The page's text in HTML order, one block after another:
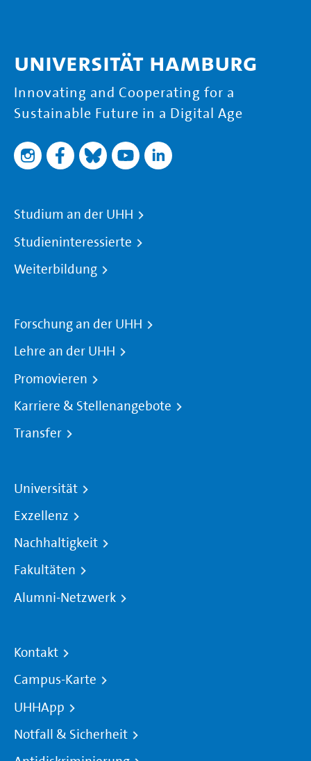
Universität Hamburg
Innovating and Cooperating for a
Sustainable Future in a Digital Age
Studium an der UHH
Studieninteressierte
Weiterbildung
Forschung an der UHH
Lehre an der UHH
Promovieren
Karriere & Stellenangebote
Transfer
Universität
Exzellenz
Nachhaltigkeit
Fakultäten
Alumni-Netzwerk
Kontakt
Campus-Karte
UHHApp
Notfall & Sicherheit